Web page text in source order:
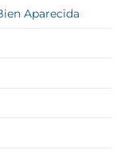
Aparecida